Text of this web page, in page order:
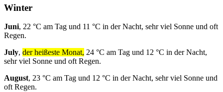
Winter
Juni, 22 °C am Tag und 11 °C in der Nacht, sehr viel Sonne und oft
Regen.
July, der heißeste Monat, 24 °C am Tag und 12 °C in der Nacht,
sehr viel Sonne und oft Regen.
August, 23 °C am Tag und 12 °C in der Nacht, sehr viel Sonne und
oft Regen.